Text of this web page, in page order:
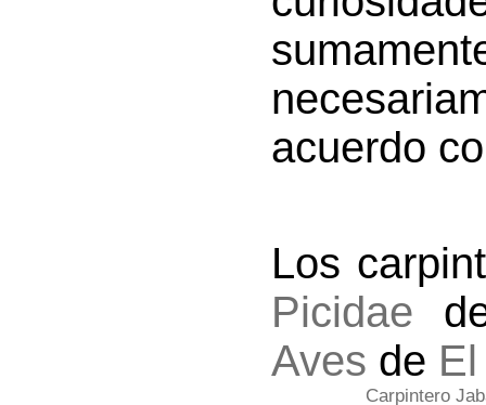
acuerdo
Los
Picidae
Aves de
Carpintero